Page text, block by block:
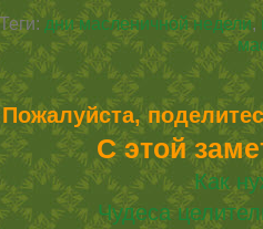
дни масленичной недели,
Пожалуйста,
С этой
Как
Чудеса